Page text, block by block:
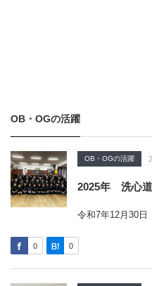
OB・OGの活躍
OB・OGの活躍
2025年 洗心
令和7年12月30日
0 0